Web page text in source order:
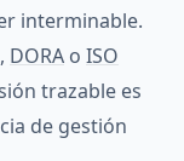
interminable.
, DORA o ISO
trazable es
de gestión